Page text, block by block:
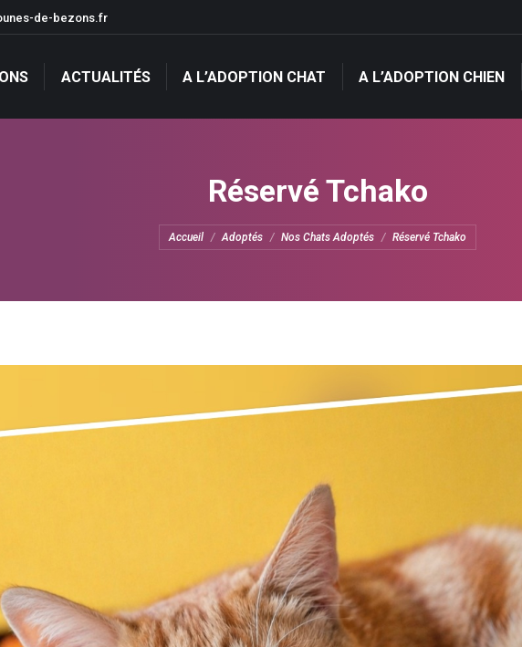
de-bezons.fr
ACTUALITÉS A L’ADOPTION CHAT A L’ADOPTION CHIEN
Réservé Tchako
Vous êtes ici :
Accueil Adoptés Nos Chats Adoptés Réservé Tchako